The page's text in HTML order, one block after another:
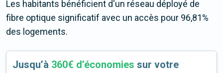
Les habitants bénéficient d'un réseau déployé de
fibre optique significatif avec un accès pour 96,81%
des logements.
Jusqu’à 360€ d’économies sur votre